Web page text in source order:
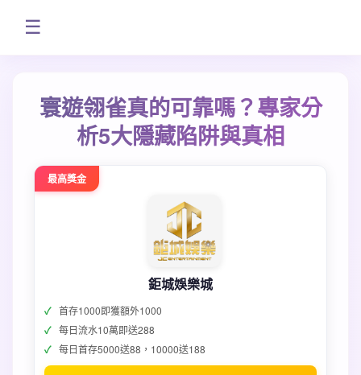
☰
寰遊翎雀真的可靠嗎？專家分
析5大隱藏陷阱與真相
最高獎金
鉅城娛樂城
首存1000即獲額外1000
每日流水10萬即送288
每日首存5000送88，10000送188